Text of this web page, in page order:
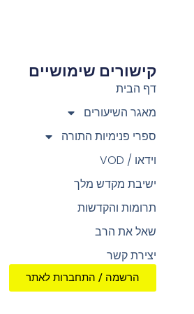
קישורים שימושיים
דף הבית
מאגר השיעורים
ספרי פנימיות התורה
וידאו / VOD
ישיבת מקדש מלך
תרומות והקדשות
שאל את הרב
יצירת קשר
הרשמה / התחברות לאתר